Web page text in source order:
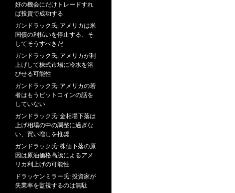
好の機会にだけトレードすれ
ば投資で成功する
ガンドラック氏: アメリカは米
国債の利払いを停止する、そ
してそうすべきだ
ガンドラック氏: アメリカが利
上げして株式市場に冷水を浴
びせる可能性
ガンドラック氏: アメリカの若
者はもうビットコインの話を
していない
ガンドラック氏: 金相場下落は
上げ相場の中の調整に過ぎな
い、買い増しを推奨
ガンドラック氏: 株価下落の原
因は原油価格高騰によるアメ
リカ利上げの可能性
ドラッケンミラー氏: 投資家が
失業率を監視するのは無駄